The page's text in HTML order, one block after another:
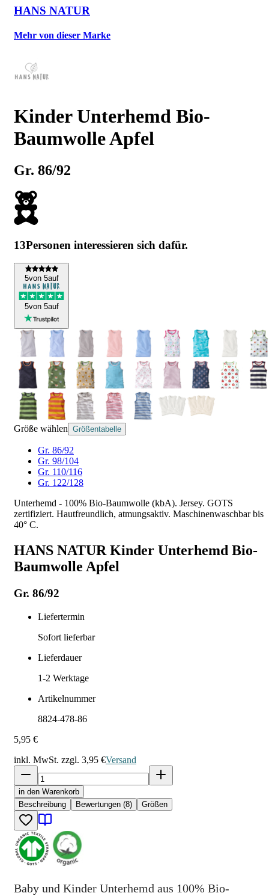
HANS NATUR
Mehr von dieser Marke
Kinder Unterhemd Bio-
Baumwolle Apfel
Gr. 86/92
13Personen interessieren sich dafür.
5von 5auf
5von 5auf
Größe wählen Größentabelle
Gr. 86/92
Gr. 98/104
Gr. 110/116
Gr. 122/128
Unterhemd - 100% Bio-Baumwolle (kbA). Jersey. GOTS
zertifiziert. Hautfreundlich, atmungsaktiv. Maschinenwaschbar bis
40° C.
HANS NATUR Kinder Unterhemd Bio-
Baumwolle Apfel
Gr. 86/92
Liefertermin
Sofort lieferbar
Lieferdauer
1-2 Werktage
Artikelnummer
8824-478-86
5,95 €
inkl. MwSt. zzgl. 3,95 €Versand
in den Warenkorb
Beschreibung
Bewertungen (8) Größen
Baby und Kinder Unterhemd aus 100% Bio-